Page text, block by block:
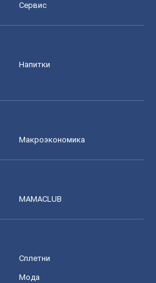
Сервис
Напитки
Mакроэкономика
MAMACLUB
Сплетни
Мода